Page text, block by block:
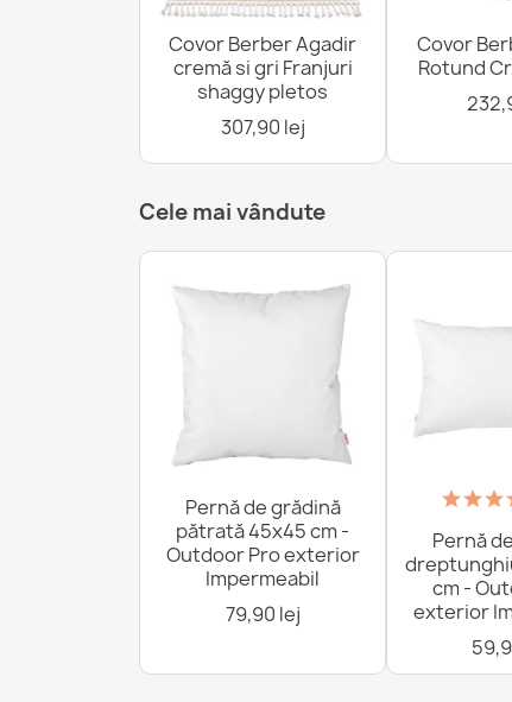
Covor Berber Agadir
cremă si gri Franjuri
shaggy pletos
307,90 lej
Covor
Rotund
Cele mai vândute
Pernă de grădină
pătrată 45x45 cm -
Outdoor Pro exterior
Impermeabil
79,90 lej
Pernă
cm -
exterior